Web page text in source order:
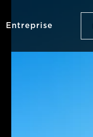
Entreprise